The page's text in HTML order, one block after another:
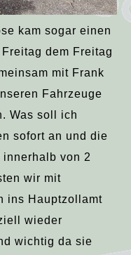
kam sogar einen
dem Freitag
mit Frank
Fahrzeuge
Was soll ich
sofort an und die
von 2
wir mit
ins Hauptzollamt
wieder
wichtig da sie